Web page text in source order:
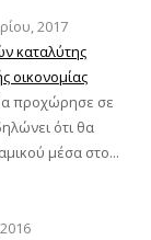
2017
καταλύτης
οικονομίας
προχώρησε σε
ότι θα
μέσα στο...